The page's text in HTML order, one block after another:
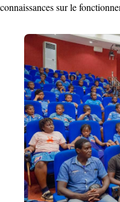
connaissances sur le